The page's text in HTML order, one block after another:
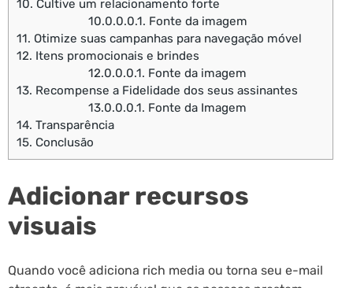
10. Cultive um relacionamento forte
10.0.0.0.1. Fonte da imagem
11. Otimize suas campanhas para navegação móvel
12. Itens promocionais e brindes
12.0.0.0.1. Fonte da imagem
13. Recompense a Fidelidade dos seus assinantes
13.0.0.0.1. Fonte da Imagem
14. Transparência
15. Conclusão
Adicionar recursos
visuais
Quando você adiciona rich media ou torna seu e-mail